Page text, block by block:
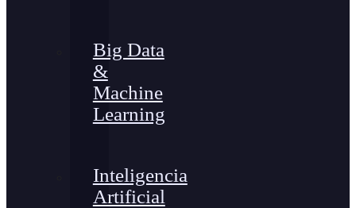
Big Data
&
Machine
Learning
Inteligencia
Artificial